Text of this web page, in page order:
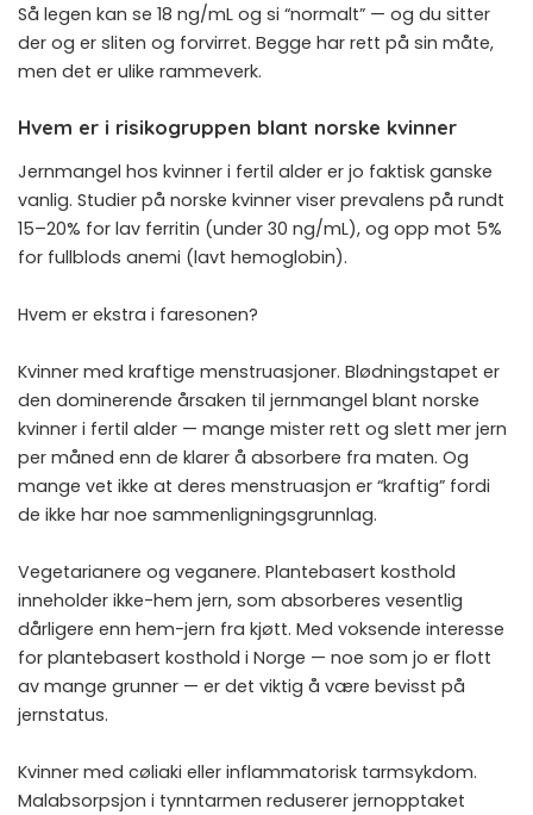
Så legen kan se 18 ng/mL og si “normalt” — og du sitter
der og er sliten og forvirret. Begge har rett på sin måte,
men det er ulike rammeverk.
Hvem er i risikogruppen blant norske kvinner
Jernmangel hos kvinner i fertil alder er jo faktisk ganske
vanlig. Studier på norske kvinner viser prevalens på rundt
15–20% for lav ferritin (under 30 ng/mL), og opp mot 5%
for fullblods anemi (lavt hemoglobin).
Hvem er ekstra i faresonen?
Kvinner med kraftige menstruasjoner. Blødningstapet er
den dominerende årsaken til jernmangel blant norske
kvinner i fertil alder — mange mister rett og slett mer jern
per måned enn de klarer å absorbere fra maten. Og
mange vet ikke at deres menstruasjon er “kraftig” fordi
de ikke har noe sammenligningsgrunnlag.
Vegetarianere og veganere. Plantebasert kosthold
inneholder ikke-hem jern, som absorberes vesentlig
dårligere enn hem-jern fra kjøtt. Med voksende interesse
for plantebasert kosthold i Norge — noe som jo er flott
av mange grunner — er det viktig å være bevisst på
jernstatus.
Kvinner med cøliaki eller inflammatorisk tarmsykdom.
Malabsorpsjon i tynntarmen reduserer jernopptaket